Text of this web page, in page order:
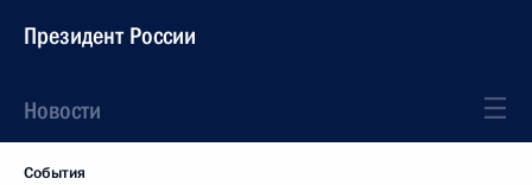
Президент России
Новости
События